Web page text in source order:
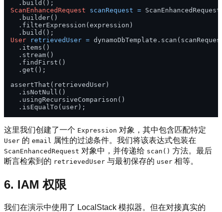
ScanEnhancedRequest
scanRequest = ScanEnhancedRequest
  .builder()
  .filterExpression(expression)
User
retrievedUser =
  .items()
  .stream()
  .findFirst()
  .get();
assertThat(retrievedUser)
  .isNotNull()
  .usingRecursiveComparison()
这里我们创建了一个 Expression 对象，其中包含匹配特定
User 的 email 属性的过滤条件。我们将该表达式包装在
ScanEnhancedRequest 对象中，并传递给 scan() 方法。最后
断言检索到的 retrievedUser 与最初保存的 user 相等。
6. IAM 权限
我们在演示中使用了 LocalStack 模拟器。但在对接真实的